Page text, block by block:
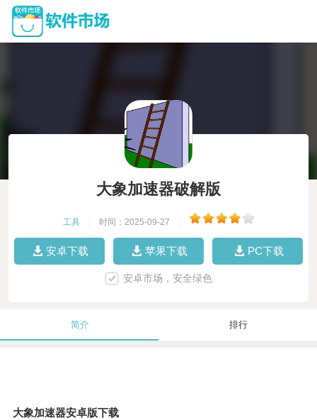
大象加速器破解版
工具 时间：2025-09-27
安卓下载 苹果下载 PC下载
安卓市场，安全绿色
简介 排行
大象加速器安卓版下载